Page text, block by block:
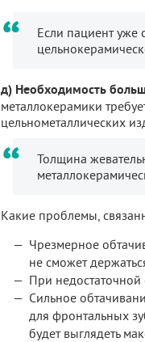
Если пациент уже
д) Необходимость
металлокерамики
цельнометаллических
Толщина
Какие проблемы,
Чрезмерное
не сможет
При недостаточной
Сильное
для фронтальных
будет выглядеть